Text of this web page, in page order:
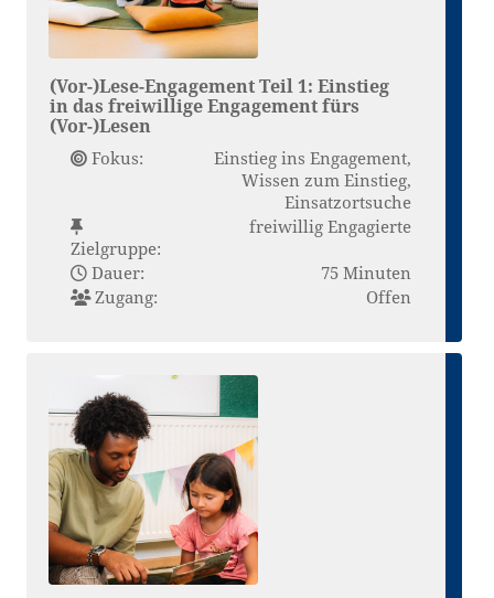
(Vor-)Lese-Engagement Teil 1: Einstieg
in das freiwillige Engagement fürs
(Vor-)Lesen
Fokus:
Einstieg ins Engagement,
Wissen zum Einstieg,
Einsatzortsuche
Zielgruppe:
freiwillig Engagierte
Dauer:
75 Minuten
Zugang:
Offen